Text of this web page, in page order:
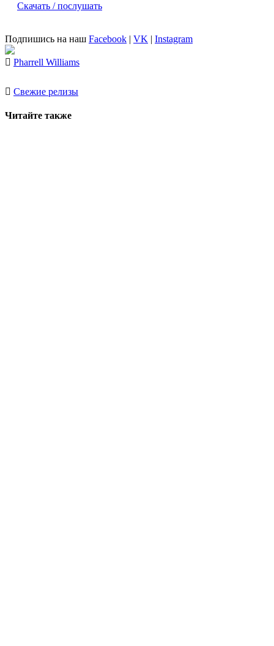
Скачать / послушать
Подпишись на наш Facebook | VK | Instagram
Pharrell Williams
Свежие релизы
Читайте также